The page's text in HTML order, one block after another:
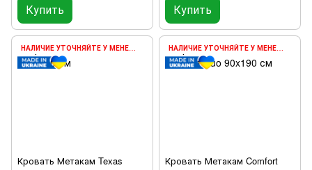
Купить Купить
Кровать Метакам Texas
Кровать Метакам Comfort